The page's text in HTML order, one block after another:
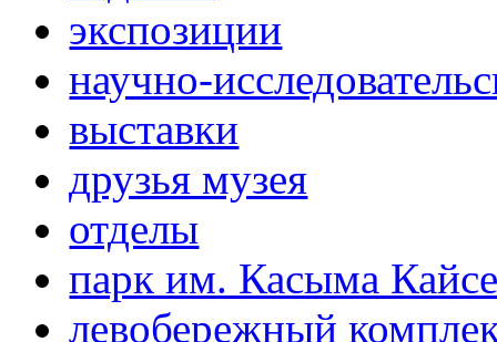
экспозиции
научно-
выставки
друзья музея
отделы
парк им. Касыма
левобережный